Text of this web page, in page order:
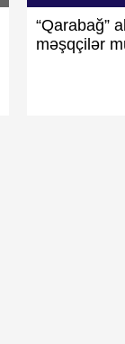
“Qarabağ”
məşqçilər